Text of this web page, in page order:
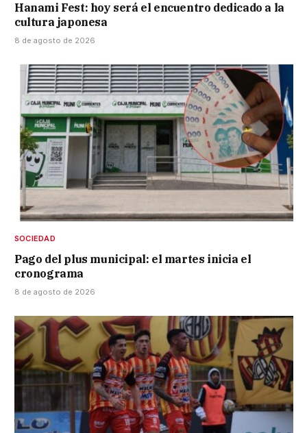
Hanami Fest: hoy será el encuentro dedicado a la
cultura japonesa
8 de agosto de 2026
SOCIEDAD
Pago del plus municipal: el martes inicia el
cronograma
8 de agosto de 2026